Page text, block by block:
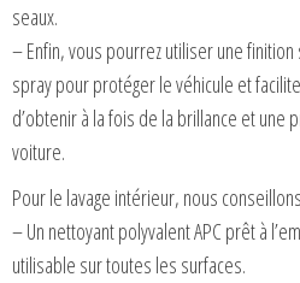
seaux.
– Enfin, vous pourrez utiliser une
spray pour protéger le véhicule et
d’obtenir à la fois de la brillance et
voiture.
Pour le lavage intérieur, nous
– Un nettoyant polyvalent APC prêt à
utilisable sur toutes les surfaces.